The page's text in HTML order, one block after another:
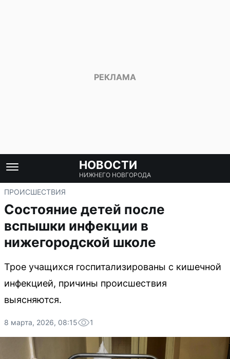
НОВОСТИ
НИЖНЕГО НОВГОРОДА
ПРОИСШЕСТВИЯ
Состояние детей после
вспышки инфекции в
нижегородской школе
Трое учащихся госпитализированы с кишечной
инфекцией, причины происшествия
выясняются.
8 марта, 2026, 08:15 1